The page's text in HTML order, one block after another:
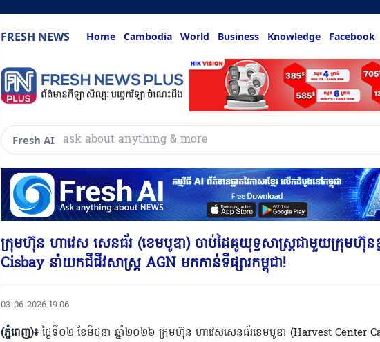
FRESH NEWS Home Cambodia World Business Knowledge Facebook
Fresh AI សួរអ្វីៗគ្រ
ក្រុមហ៊ុន ហាវេស សេនធ័រ (ខេមបូឌា) ចាប់ដៃគូយុទ្ធសាស្ត្រជាមួយក្រុមហ៊ុនខ្ន
Cisbay នាំយកជីជីវសាស្ដ្រ AGN មកកាន់ទីផ្សារកម្ពុជា!
03-06-2026 19:06
(ភ្នំពេញ)៖ថ្ងៃទី០២ ខែមិថុនា ឆ្នាំ២០២៦ ក្រុមហ៊ុន ហាវេសសេនធ័រខេមបូឌា (Harvest Center